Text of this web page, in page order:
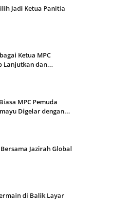
Jadi Ketua Panitia
Ketua MPC
Lanjutkan dan...
MPC Pemuda
Digelar dengan...
Jazirah Global
di Balik Layar